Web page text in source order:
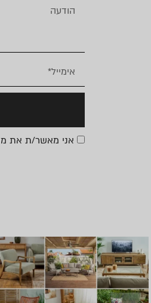
אני מאשר/ת את
יום שישי 🔆 🌈 ניפגש